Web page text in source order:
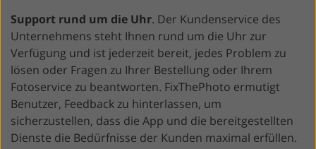
Support rund um die Uhr. Der Kundenservice des
Unternehmens steht Ihnen rund um die Uhr zur
Verfügung und ist jederzeit bereit, jedes Problem zu
lösen oder Fragen zu Ihrer Bestellung oder Ihrem
Fotoservice zu beantworten. FixThePhoto ermutigt
Benutzer, Feedback zu hinterlassen, um
sicherzustellen, dass die App und die bereitgestellten
Dienste die Bedürfnisse der Kunden maximal erfüllen.